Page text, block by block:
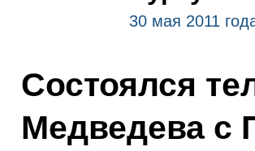
30 мая 2011
Состоялся
Медведева с